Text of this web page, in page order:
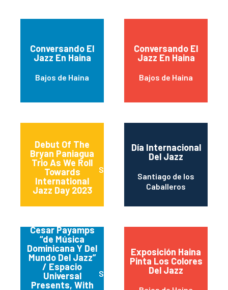
Conversando El
Jazz En Haina
Bajos de Haina
Conversando El
Jazz En Haina
Bajos de Haina
Debut Of The
Bryan Paniagua
Trio As We Roll
Towards
International
Jazz Day 2023
Santo Domingo
Día Internacional
Del Jazz
Santiago de los
Caballeros
Cesar Payamps
“de Música
Dominicana Y Del
Mundo Del Jazz”
/ Espacio
Universal
Presents, With
Santiago
Exposición Haina
Pinta Los Colores
Del Jazz